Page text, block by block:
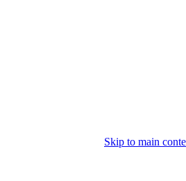
Skip to main